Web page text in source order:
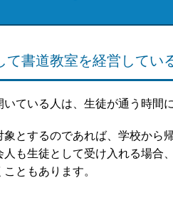
て書道教室を経営してい
いている人は、生徒が通う時間
象とするのであれば、学校から
人も生徒として受け入れる場合
ともあります。